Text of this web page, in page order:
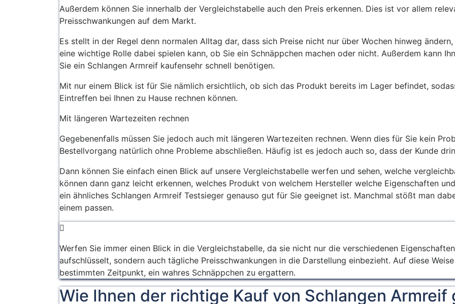
Außerdem können Sie innerhalb der Vergleichstabelle auch den Preis erkennen. Dies ist vor allem
Preisschwankungen auf dem Markt.
Es stellt in der Regel denn normalen Alltag dar, dass sich Preise nicht nur über Wochen hinweg
eine wichtige Rolle dabei spielen kann, ob Sie ein Schnäppchen machen oder nicht. Außerdem kann
Sie ein Schlangen Armreif kaufensehr schnell benötigen.
Mit nur einem Blick ist für Sie nämlich ersichtlich, ob sich das Produkt bereits im Lager befindet,
Eintreffen bei Ihnen zu Hause rechnen können.
Mit längeren Wartezeiten rechnen
Gegebenenfalls müssen Sie jedoch auch mit längeren Wartezeiten rechnen. Wenn dies für Sie kein
Bestellvorgang natürlich ohne Probleme abschließen. Häufig ist es jedoch auch so, dass der Kunde
Dann können Sie einfach einen Blick auf unsere Vergleichstabelle werfen und sehen, welche
können dann ganz leicht erkennen, welches Produkt von welchem Hersteller welche Eigenschaften
ein ähnliches Schlangen Armreif Testsieger genauso gut für Sie geeignet ist. Manchmal stößt man
einem passen.
Werfen Sie immer einen Blick in die Vergleichstabelle, da sie nicht nur die verschiedenen
aufschlüsselt, sondern auch tägliche Preisschwankungen in die Darstellung einbezieht. Auf diese
bestimmten Zeitpunkt, ein wahres Schnäppchen zu ergattern.
Wie Ihnen der richtige Kauf von Schlangen Armreif